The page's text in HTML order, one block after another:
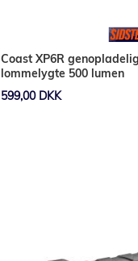
Coast XP6R genopladelig
lommelygte 500 lumen
599,00 DKK